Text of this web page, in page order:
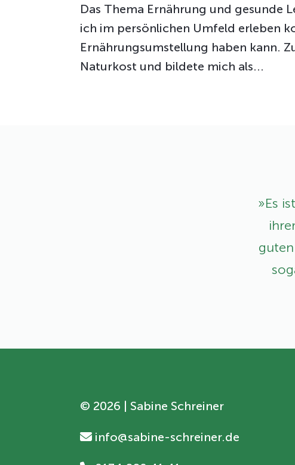
Das Thema Ernährung und gesunde
ich im persönlichen Umfeld erleben
Ernährungsumstellung haben kann.
Naturkost und bildete mich als...
»Es
© 2026 | Sabine Schreiner
info@sabine-schreiner.de